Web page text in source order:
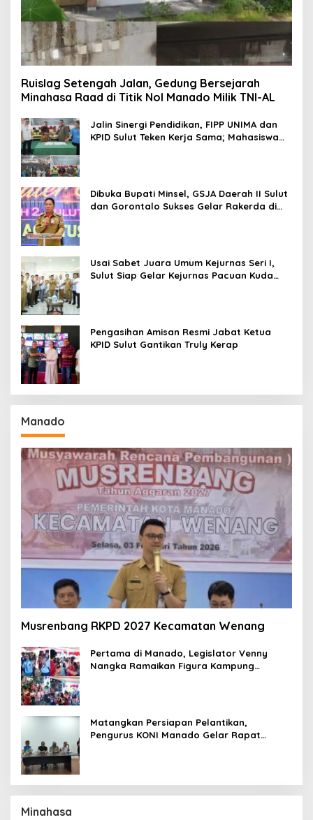
Ruislag Setengah Jalan, Gedung Bersejarah
Minahasa Raad di Titik Nol Manado Milik TNI-AL
Jalin Sinergi Pendidikan, FIPP UNIMA dan
KPID Sulut Teken Kerja Sama; Mahasiswa
Dibuka Bupati Minsel, GSJA Daerah II Sulut
dan Gorontalo Sukses Gelar Rakerda di
Usai Sabet Juara Umum Kejurnas Seri I,
Sulut Siap Gelar Kejurnas Pacuan Kuda
Pengasihan Amisan Resmi Jabat Ketua
KPID Sulut Gantikan Truly Kerap
Manado
Musrenbang RKPD 2027 Kecamatan Wenang
Pertama di Manado, Legislator Venny
Nangka Ramaikan Figura Kampung
Matangkan Persiapan Pelantikan,
Pengurus KONI Manado Gelar Rapat
Minahasa